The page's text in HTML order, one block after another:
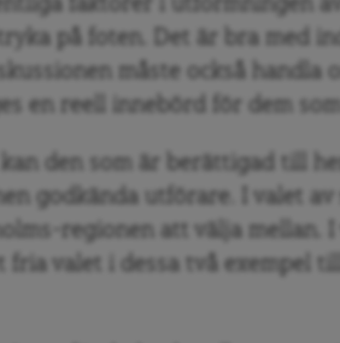
faktorer i utformningen av
på foten. Det är bra med
måste också handla
en reell innebörd för dem som
kan den som är berättigad till
godkända utförare. I valet av
regionen att välja mellan. I
fria valet i dessa två exempel